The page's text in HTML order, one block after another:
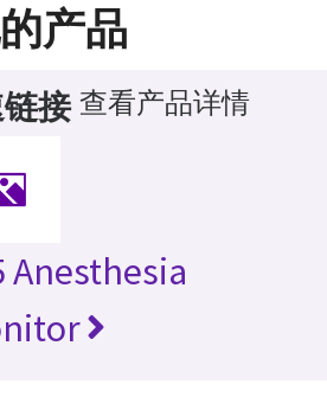
产品
接 查看产品详情
Anesthesia